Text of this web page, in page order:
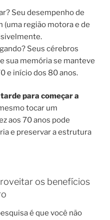
Seu desempenho de
(uma região motora e de
Seus cérebros
sua memória se manteve
e início dos 80 anos.
para começar a
tocar um
aos 70 anos pode
e preservar a estrutura
os benefícios
é que você não